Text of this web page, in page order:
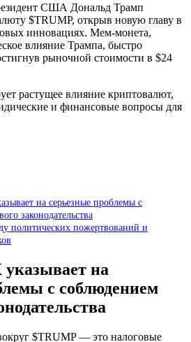
США Дональд Трамп
$TRUMP, открыв новую главу в
инновациях. Мем-монета,
влияние Трампа, быстро
рыночной стоимости в $24
растущее влияние криптовалют,
и финансовые вопросы для
на серьезные проблемы с
законодательства
политических пожертвований и
на
с соблюдением
$TRUMP — это налоговые